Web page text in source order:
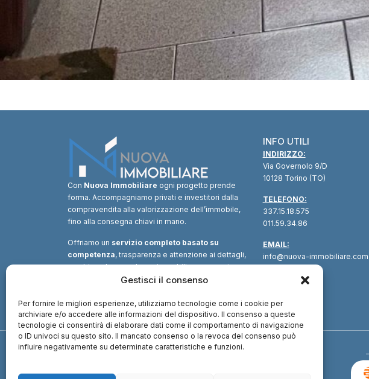
Gestisci il consenso
Per fornire le migliori esperienze, utilizziamo tecnologie come i cookie per
archiviare e/o accedere alle informazioni del dispositivo. Il consenso a queste
tecnologie ci consentirà di elaborare dati come il comportamento di navigazione
o ID univoci su questo sito. Il mancato consenso o la revoca del consenso può
influire negativamente su determinate caratteristiche e funzioni.
Con Nuova Immobiliare ogni progetto prende
forma. Accompagniamo privati e investitori dalla
compravendita alla valorizzazione dell’immobile,
fino alla consegna chiavi in mano.
Offriamo un servizio completo basato su
competenza, trasparenza e attenzione ai dettagli,
combinando consulenza immobiliare, supporto
tecnico e soluzioni finanziarie.Un unico
valore.
INFO UTILI
INDIRIZZO:
Via Governolo 9/D
10128 Torino (TO)
TELEFONO:
337.15.18.575
011.59.34.86
EMAIL:
info@nuova-immobiliare.com